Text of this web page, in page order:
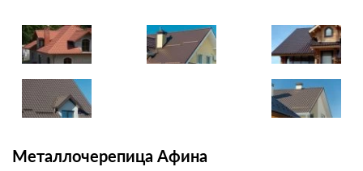
Металлочерепица Афина